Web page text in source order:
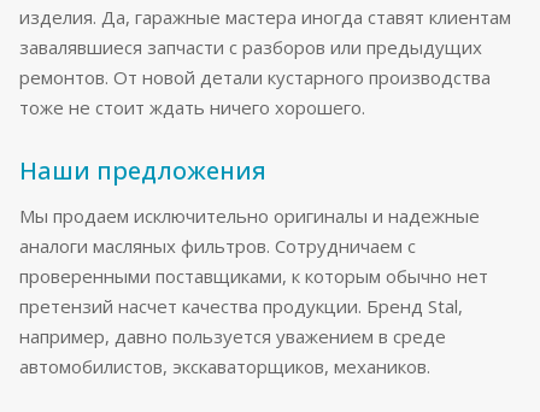
изделия. Да, гаражные мастера иногда ставят клиентам
завалявшиеся запчасти с разборов или предыдущих
ремонтов. От новой детали кустарного производства
тоже не стоит ждать ничего хорошего.
Наши предложения
Мы продаем исключительно оригиналы и надежные
аналоги масляных фильтров. Сотрудничаем с
проверенными поставщиками, к которым обычно нет
претензий насчет качества продукции. Бренд Stal,
например, давно пользуется уважением в среде
автомобилистов, экскаваторщиков, механиков.